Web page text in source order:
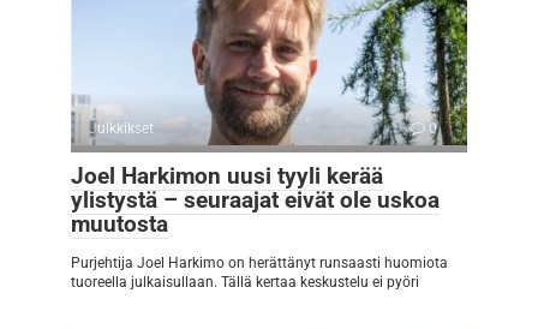
Julkkikset 0
Joel Harkimon uusi tyyli kerää
ylistystä – seuraajat eivät ole uskoa
muutosta
Purjehtija Joel Harkimo on herättänyt runsaasti huomiota
tuoreella julkaisullaan. Tällä kertaa keskustelu ei pyöri